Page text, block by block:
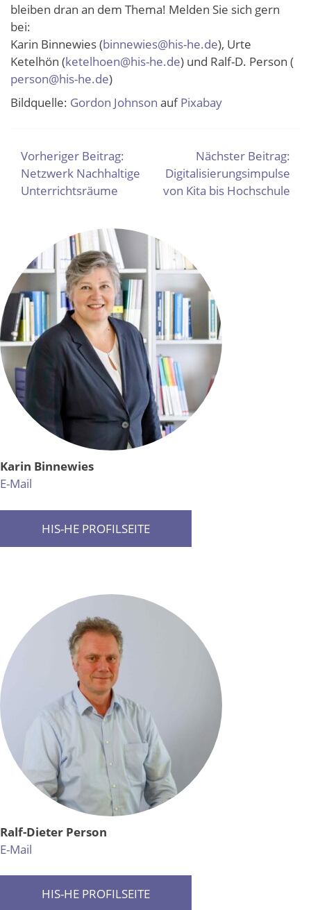
bleiben dran an dem Thema! Melden Sie sich gern
bei:
Karin Binnewies (binnewies@his-he.de), Urte
Ketelhön (ketelhoen@his-he.de) und Ralf-D. Person (
person@his-he.de)
Bildquelle: Gordon Johnson aufPixabay
BEITRAGSNAVIGATION
Vorheriger Beitrag:
Netzwerk Nachhaltige
Unterrichtsräume
Nächster Beitrag:
Digitalisierungsimpulse
von Kita bis Hochschule
Karin Binnewies
E-Mail
HIS-HE PROFILSEITE
Ralf-Dieter Person
E-Mail
HIS-HE PROFILSEITE